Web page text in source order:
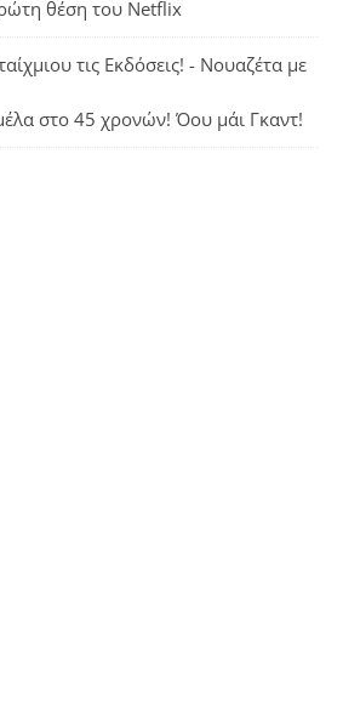
θέση του Netflix
τις Εκδόσεις! - Νουαζέτα με
στο 45 χρονών! Όου μάι Γκαντ!